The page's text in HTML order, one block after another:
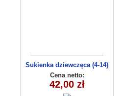
Sukienka dziewczęca (4-14)
C3009
Cena netto:
42,00 zł